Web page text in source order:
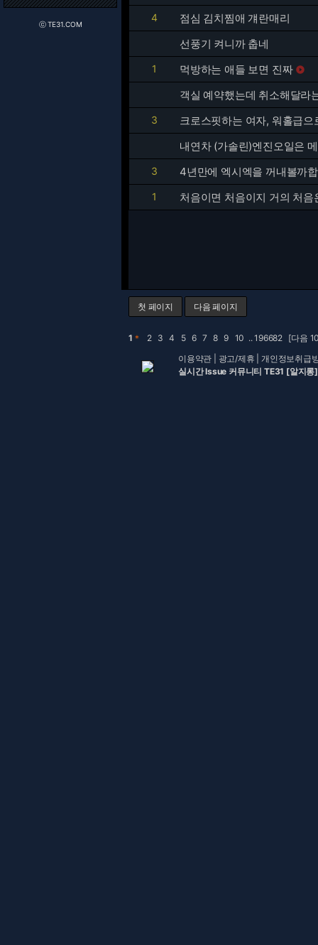
ⓒ TE31.COM
4
점심 김치찜애 걔란매리
선풍기 켜니까 춥네
1 먹방하는 애들 보면 진짜 
객실 예약했는데 취소해달라
3
크로스핏하는 여자, 워홀급
내연차 (가솔린)엔진오일은
3 4년만에 엑시엑을 꺼내볼까
1 처음이면 처음이지 거의 처음
첫 페이지 다음 페이지
1 ＊ 2 3 4 5 6 7 8 9 10 ..196682 [다음
이용약관
광고/제휴 |개인정보취급
실시간 Issue 커뮤니티 TE31 [알지